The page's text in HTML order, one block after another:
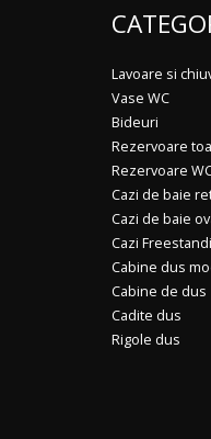
Lavoare si
Vase WC
Bideuri
Rezervoare
Rezervoare
Cazi de baie
Cazi de baie
Cazi
Cabine dus
Cabine de dus
Cadite dus
Rigole dus